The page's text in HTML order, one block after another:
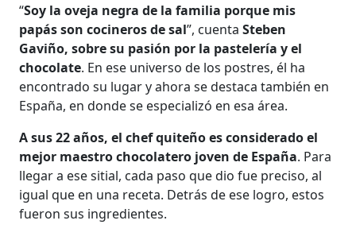
“Soy la oveja negra de la familia porque mis
papás son cocineros de sal”, cuentaSteben
Gaviño, sobre su pasión por la pastelería y el
chocolate. En ese universo de los postres, él ha
encontrado su lugar y ahora se destaca también en
España, en donde se especializó en esa área.
A sus 22 años, el chef quiteño es considerado el
mejor maestro chocolatero joven de España. Para
llegar a ese sitial, cada paso que dio fue preciso, al
igual que en una receta. Detrás de ese logro, estos
fueron sus ingredientes.